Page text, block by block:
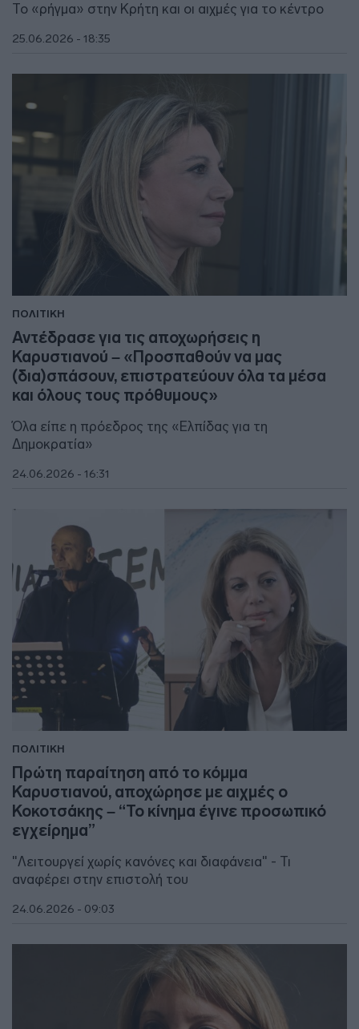
Το «ρήγμα» στην Κρήτη και οι αιχμές για το κέντρο
25.06.2026 - 18:35
ΠΟΛΙΤΙΚΗ
Αντέδρασε για τις αποχωρήσεις η
Καρυστιανού – «Προσπαθούν να μας
(δια)σπάσουν, επιστρατεύουν όλα τα μέσα
και όλους τους πρόθυμους»
Όλα είπε η πρόεδρος της «Ελπίδας για τη
Δημοκρατία»
24.06.2026 - 16:31
ΠΟΛΙΤΙΚΗ
Πρώτη παραίτηση από το κόμμα
Καρυστιανού, αποχώρησε με αιχμές ο
Κοκοτσάκης – “Το κίνημα έγινε προσωπικό
εγχείρημα”
"Λειτουργεί χωρίς κανόνες και διαφάνεια" - Τι
αναφέρει στην επιστολή του
24.06.2026 - 09:03